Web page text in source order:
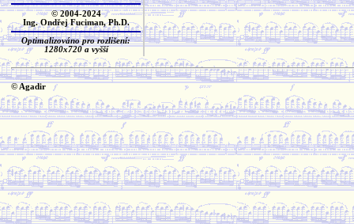
© 2004-2024
Ing. Ondřej Fuciman, Ph.D.
Optimalizováno pro rozlišení:
1280x720 a vyšší
© Agadir